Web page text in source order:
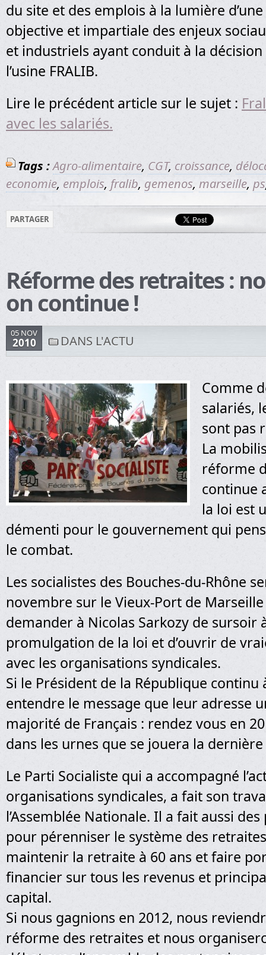
du site et des emplois à la lumière
objective et impartiale des enjeux
et industriels ayant conduit à la
l’usine FRALIB.
Lire le précédent article sur le sujet :
avec les salariés.
Tags :Agro-alimentaire, CGT, croissance,
economie, emplois, fralib, gemenos, marseille, ps
PARTAGER
Réforme des retraites :
on continue !
05 NOV
2010 DANS L'ACTU
Comme
salariés,
sont pas
La
réforme
continue
la loi est
démenti pour le gouvernement qui
le combat.
Les socialistes des Bouches-du-Rhône
novembre sur le Vieux-Port de
demander à Nicolas Sarkozy de sursoir
promulgation de la loi et d’ouvrir de
avec les organisations syndicales.
Si le Président de la République continu
entendre le message que leur adresse
majorité de Français : rendez vous en
dans les urnes que se jouera la
Le Parti Socialiste qui a accompagné
organisations syndicales, a fait son
l’Assemblée Nationale. Il a fait aussi
pour pérenniser le système des
maintenir la retraite à 60 ans et faire
financier sur tous les revenus et
capital.
Si nous gagnions en 2012, nous
réforme des retraites et nous